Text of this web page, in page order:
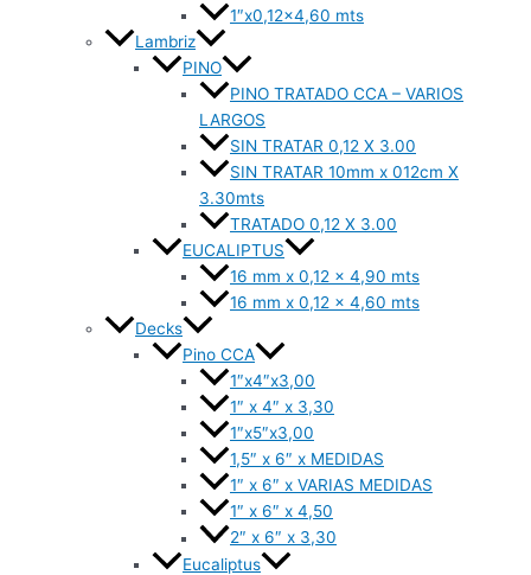
1″x0,12×4,60 mts
Lambriz
PINO
PINO TRATADO CCA – VARIOS
LARGOS
SIN TRATAR 0,12 X 3.00
SIN TRATAR 10mm x 012cm X
3.30mts
TRATADO 0,12 X 3.00
EUCALIPTUS
16 mm x 0,12 x 4,90 mts
16 mm x 0,12 x 4,60 mts
Decks
Pino CCA
1″x4″x3,00
1″ x 4″ x 3,30
1″x5″x3,00
1,5″ x 6″ x MEDIDAS
1″ x 6″ x VARIAS MEDIDAS
1″ x 6″ x 4,50
2″ x 6″ x 3,30
Eucaliptus